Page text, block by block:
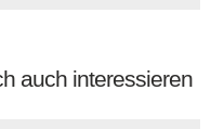
auch interessieren